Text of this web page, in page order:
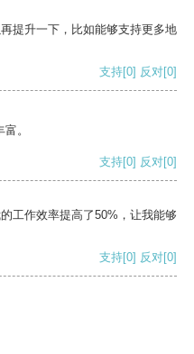
提升一下，比如能够支持更多地
支持[0] 反对[0]
。
支持[0] 反对[0]
工作效率提高了50%，让我能够
支持[0] 反对[0]